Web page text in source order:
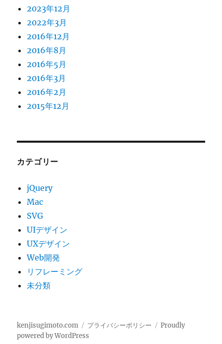
2023年12月
2022年3月
2016年12月
2016年8月
2016年5月
2016年3月
2016年2月
2015年12月
カテゴリー
jQuery
Mac
SVG
UIデザイン
UXデザイン
Web開発
リフレーミング
未分類
kenjisugimoto.com プライバシーポリシー
Proudly
powered by WordPress